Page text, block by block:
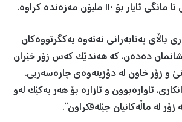
١١٠ ملیۆن مەزەندە کراوە.
باڵای پەنابەرانی نەتەوە یەکگرتووەکان
دەدەن، کە هەندێک کەس زۆر خێران
و زۆر خاون لە دۆزینەوەی چارەسەریی.
ئاوارەبوون و ئازارە بۆ هەر یەکێک لەو
لە ماڵەکانیان جێلەقکراون”.